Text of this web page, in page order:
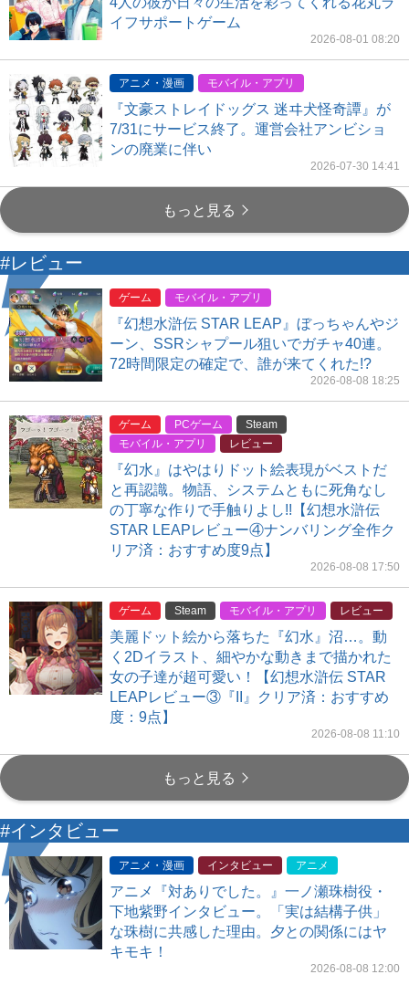
イフサポートゲーム
2026-08-01 08:20
アニメ・漫画 モバイル・アプリ
『文豪ストレイドッグス 迷ヰ犬怪奇譚』が
7/31にサービス終了。運営会社アンビショ
ンの廃業に伴い
2026-07-30 14:41
もっと見る
#レビュー
ゲーム モバイル・アプリ
『幻想水滸伝 STAR LEAP』ぼっちゃんやジ
ーン、SSRシャプール狙いでガチャ40連。
72時間限定の確定で、誰が来てくれた!?
2026-08-08 18:25
ゲーム PCゲーム
Steam
モバイル・アプリ
レビュー
『幻水』はやはりドット絵表現がベストだ
と再認識。物語、システムともに死角なし
の丁寧な作りで手触りよし!!【幻想水滸伝
STAR LEAPレビュー④ナンバリング全作ク
リア済：おすすめ度9点】
2026-08-08 17:50
ゲーム Steam モバイル・アプリ レビュー
美麗ドット絵から落ちた『幻水』沼…。動
く2Dイラスト、細やかな動きまで描かれた
女の子達が超可愛い！【幻想水滸伝 STAR
LEAPレビュー③『II』クリア済：おすすめ
度：9点】
2026-08-08 11:10
もっと見る
#インタビュー
アニメ・漫画 インタビュー アニメ
アニメ『対ありでした。』一ノ瀬珠樹役・
下地紫野インタビュー。「実は結構子供」
な珠樹に共感した理由。夕との関係にはヤ
キモキ！
2026-08-08 12:00